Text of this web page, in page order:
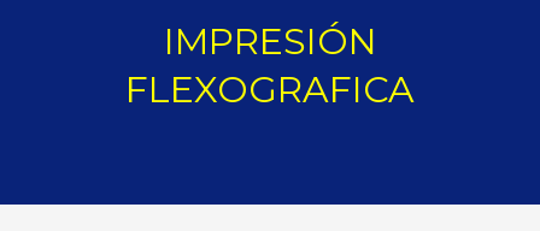
IMPRESIÓN
FLEXOGRAFICA